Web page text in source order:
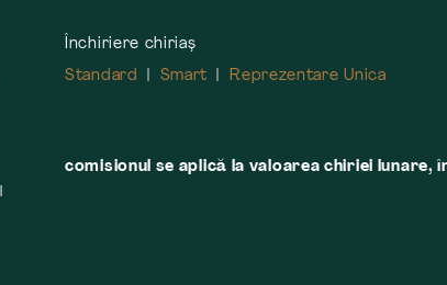
Închiriere chiriaș
Standard
Smart Reprezentare Unica
comisionul se aplică la valoarea chiriei